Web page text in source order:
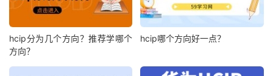
hcip分为几个方向？推荐学哪个
方向？
hcip哪个方向好一点？